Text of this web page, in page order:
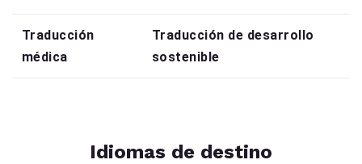
Traducción
médica
Traducción de desarrollo
sostenible
Idiomas de destino